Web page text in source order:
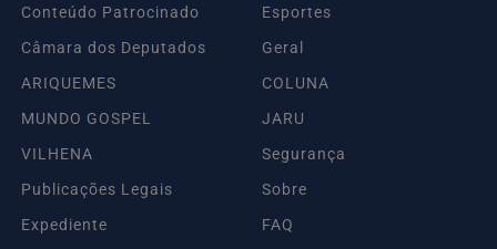
Conteúdo Patrocinado
Esportes
Câmara dos Deputados
Geral
ARIQUEMES
COLUNA
MUNDO GOSPEL
JARU
VILHENA
Segurança
Publicações Legais
Sobre
Expediente
FAQ